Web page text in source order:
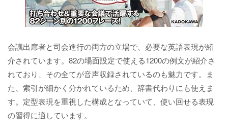
会議出席者と司会進行の両方の立場で、必要な英語表現が紹
介されています。82の場面設定で使える1200の例文が紹介さ
れており、その全てが音声収録されているのも魅力です。ま
た、索引が細かく分かれているため、辞書代わりにも使えま
す。定型表現を重視した構成となっていて、使い回せる表現
の習得に適しています。